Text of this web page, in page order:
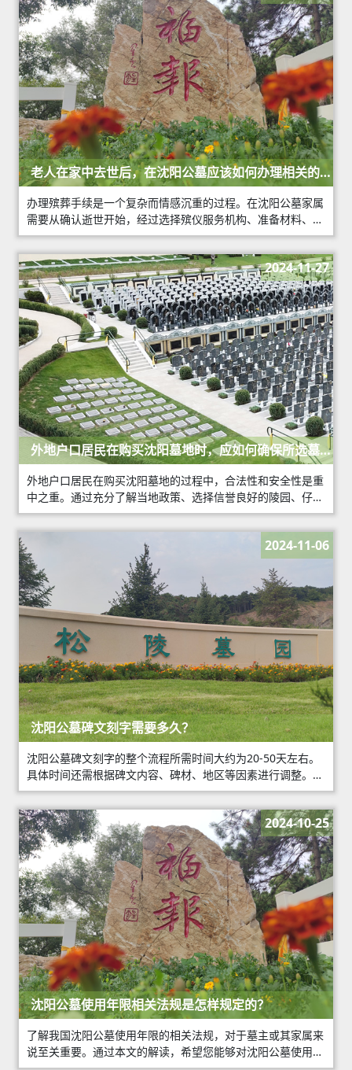
老人在家中去世后，在沈阳公墓应该如何办理相关的殡
葬手续？
办理殡葬手续是一个复杂而情感沉重的过程。在沈阳公墓家属
需要从确认逝世开始，经过选择殡仪服务机构、准备材料、火
化安葬等多个环节，直至完成后续的法律事务和心理疏导。每
一个环节都承载着对逝者的敬意与怀念
外地户口居民在购买沈阳墓地时，应如何确保所选墓地
的合法性？
2024-11-27
外地户口居民在购买沈阳墓地的过程中，合法性和安全性是重
中之重。通过充分了解当地政策、选择信誉良好的陵园、仔细
核实相关证件以及关注合同细节，可以有效确保所购墓地的合
法性。
沈阳公墓碑文刻字需要多久？
2024-11-06
沈阳公墓碑文刻字的整个流程所需时间大约为20-50天左右。
具体时间还需根据碑文内容、碑材、地区等因素进行调整。沈
阳公墓碑文刻制是一个细致、严谨的过程。在尊重逝者的同
时，我们也要关注碑文的质量和刻制时间
沈阳公墓使用年限相关法规是怎样规定的？
2024-10-25
了解我国沈阳公墓使用年限的相关法规，对于墓主或其家属来
说至关重要。通过本文的解读，希望您能够对沈阳公墓使用年